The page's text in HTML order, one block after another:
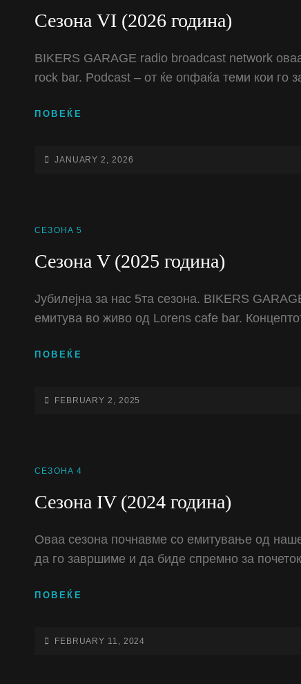
Сезона VI (2026 година)
BIKERS GARAGE radio broadcast network
rock bar. Podcast – от ќе опфаќа теми кои го
ПОВЕЌЕ
ГОДИНА)
POSTED-
JANUARY 2, 2026
CAT
СЕЗОНА 5
Сезона V (2025 година)
Јубилејна за нас 5та сезона. BIKERS
емитува во живо од Lorens cafe bar.
ПОВЕЌЕ
ГОДИНА)
POSTED-
FEBRUARY 2, 2025
CAT
СЕЗОНА 4
Сезона IV (2024 година)
Оваа сезона почнавме со емитување од
да го завршиме и да биде спремно за
ПОВЕЌЕ
ГОДИНА)
POSTED-
FEBRUARY 11, 2024